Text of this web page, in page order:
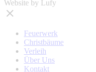
Website by Lufy
Feuerwerk
Christbäume
Verleih
Über Uns
Kontakt